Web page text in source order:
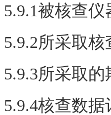
5.9.1被核查
5.9.2所采取
5.9.3所采取
5.9.4核查数